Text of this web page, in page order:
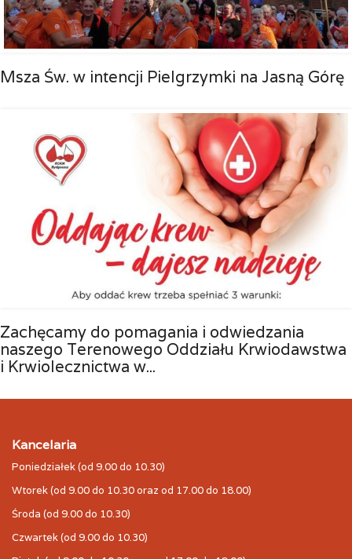
Msza Św. w intencji Pielgrzymki na Jasną Górę
Zachęcamy do pomagania i odwiedzania
naszego Terenowego Oddziału Krwiodawstwa
i Krwiolecznictwa w...
Kancelaria
Poniedziałek (od 9.00 do 10.30)
Wtorek (od 9.00 do 10.30 oraz od 17.00 do 18.00)
Środa (od 9.00 do 10.30)
Czwartek (od 9.00 do 10.30)